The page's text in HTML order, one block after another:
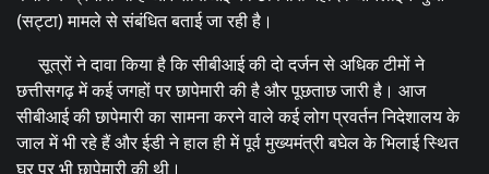
(सट्टा) मामले से संबंधित बताई जा रही है।
सूत्रों ने दावा किया है कि सीबीआई की दो दर्जन से अधिक टीमों ने
छत्तीसगढ़ में कई जगहों पर छापेमारी की है और पूछताछ जारी है। आज
सीबीआई की छापेमारी का सामना करने वाले कई लोग प्रवर्तन निदेशालय के
जाल में भी रहे हैं और ईडी ने हाल ही में पूर्व मुख्यमंत्री बघेल के भिलाई स्थित
घर पर भी छापेमारी की थी।